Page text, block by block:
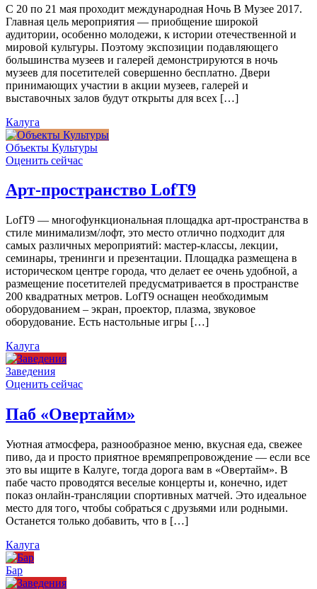
С 20 по 21 мая проходит международная Ночь В Музее 2017.
Главная цель мероприятия — приобщение широкой
аудитории, особенно молодежи, к истории отечественной и
мировой культуры. Поэтому экспозиции подавляющего
большинства музеев и галерей демонстрируются в ночь
музеев для посетителей совершенно бесплатно. Двери
принимающих участии в акции музеев, галерей и
выставочных залов будут открыты для всех […]
Калуга
Объекты Культуры
Оценить сейчас
Арт-пространство LofT9
LofT9 — многофункциональная площадка арт-пространства в
стиле минимализм/лофт, это место отлично подходит для
самых различных мероприятий: мастер-классы, лекции,
семинары, тренинги и презентации. Площадка размещена в
историческом центре города, что делает ее очень удобной, а
размещение посетителей предусматривается в пространстве
200 квадратных метров. LofT9 оснащен необходимым
оборудованием – экран, проектор, плазма, звуковое
оборудование. Есть настольные игры […]
Калуга
Заведения
Оценить сейчас
Паб «Овертайм»
Уютная атмосфера, разнообразное меню, вкусная еда, свежее
пиво, да и просто приятное времяпрепровождение — если все
это вы ищите в Калуге, тогда дорога вам в «Овертайм». В
пабе часто проводятся веселые концерты и, конечно, идет
показ онлайн-трансляции спортивных матчей. Это идеальное
место для того, чтобы собраться с друзьями или родными.
Останется только добавить, что в […]
Калуга
Бар